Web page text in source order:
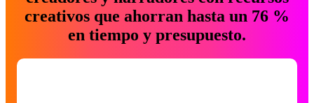
creativos que ahorran hasta un 76 %
en tiempo y presupuesto.